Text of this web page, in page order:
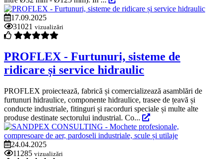
17.09.2025
31021 vizualizări
PROFLEX - Furtunuri, sisteme de
ridicare și service hidraulic
PROFLEX proiectează, fabrică și comercializează asamblări de
furtunuri hidraulice, componente hidraulice, trasee de țeavă și
conducte industriale, fitinguri și racorduri speciale și multe alte
produse destinate sectorului industrial. Co...
24.04.2025
11285 vizualizări